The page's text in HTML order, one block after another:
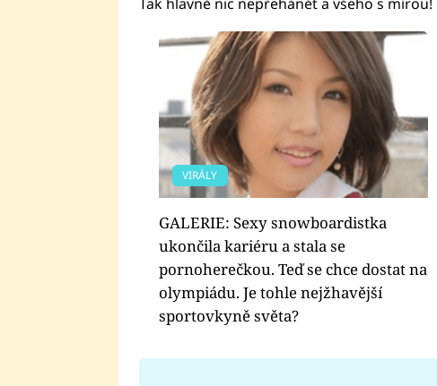
VIRÁLY
GALERIE: Sexy snowboardistka
ukončila kariéru a stala se
pornoherečkou. Teď se chce dostat na
olympiádu. Je tohle nejžhavější
sportovkyně světa?